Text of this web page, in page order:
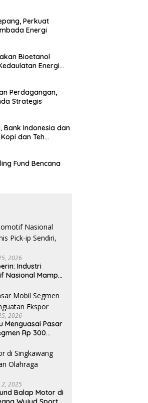
Perkuat
Energi
Bioetanol
Energi
Perdagangan,
Strategis
Bank Indonesia dan
dan Teh
Fund Bencana
2026
Industri
Nasional Mampu
Tak Perlu Impor
2026
Menguasai Pasar
Rp 300
2, 2025
Balap Motor di